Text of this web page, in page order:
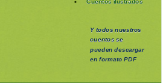
Cuentos ilustrados
Y todos nuestros
cuentos se
puedendescargar
en formato PDF